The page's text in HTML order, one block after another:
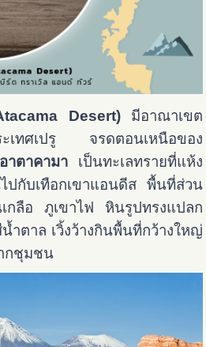
Desert)มีอาณาเขต
ะเทศเปรู จรดตอนเหนือของ
าตาคามาเป็นทะเลทรายที่แห้ง
ปกับเทือกเขาแอนดีส พื้นที่ส่วน
กลือ ภูเขาไฟ หินรูปทรงแปลก
ำตาล เวิ้งว้างกินพื้นที่กว้างใหญ่
กชุมชน